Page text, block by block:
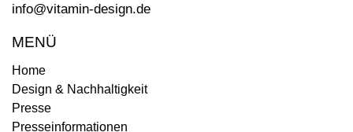
info@vitamin-design.de
MENÜ
Home
Design & Nachhaltigkeit
Presse
Presseinformationen